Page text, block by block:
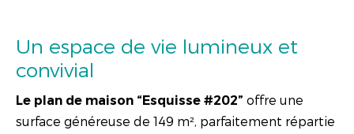
Un espace de vie lumineux et
convivial
Le plan de maison “Esquisse #202” offre une
surface généreuse de 149 m², parfaitement répartie